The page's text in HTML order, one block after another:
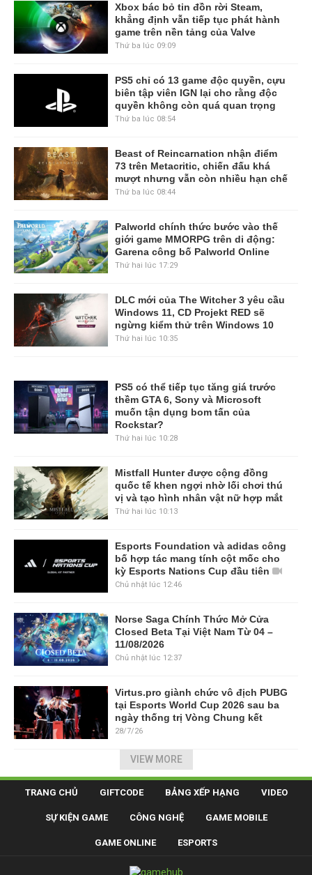
Xbox bác bỏ tin đồn rời Steam,
khẳng định vẫn tiếp tục phát hành
game trên nền tảng của Valve
Thứ ba lúc 09:09
PS5 chỉ có 13 game độc quyền, cựu
biên tập viên IGN lại cho rằng độc
quyền không còn quá quan trọng
Thứ ba lúc 08:54
Beast of Reincarnation nhận điểm
73 trên Metacritic, chiến đấu khá
mượt nhưng vẫn còn nhiều hạn chế
Thứ ba lúc 08:44
Palworld chính thức bước vào thế
giới game MMORPG trên di động:
Garena công bố Palworld Online
Thứ hai lúc 17:29
DLC mới của The Witcher 3 yêu cầu
Windows 11, CD Projekt RED sẽ
ngừng kiểm thử trên Windows 10
Thứ hai lúc 10:35
PS5 có thể tiếp tục tăng giá trước
thềm GTA 6, Sony và Microsoft
muốn tận dụng bom tấn của
Rockstar?
Thứ hai lúc 10:28
Mistfall Hunter được cộng đồng
quốc tế khen ngợi nhờ lối chơi thú
vị và tạo hình nhân vật nữ hợp mắt
Thứ hai lúc 10:13
Esports Foundation và adidas công
bố hợp tác mang tính cột mốc cho
kỳ Esports Nations Cup đầu tiên
Chủ nhật lúc 12:46
Norse Saga Chính Thức Mở Cửa
Closed Beta Tại Việt Nam Từ 04 –
11/08/2026
Chủ nhật lúc 12:37
Virtus.pro giành chức vô địch PUBG
tại Esports World Cup 2026 sau ba
ngày thống trị Vòng Chung kết
28/7/26
VIEW MORE
TRANG CHỦ GIFTCODE BẢNG XẾP HẠNG VIDEO
SỰ KIỆN GAME CÔNG NGHỆ GAME MOBILE
GAME ONLINE ESPORTS